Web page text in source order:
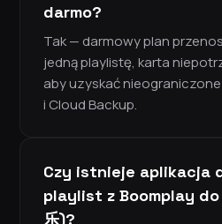
darmo?
Tak — darmowy plan
jedną playlistę, karta
aby uzyskać
i Cloud Backup.
Czy istnieje aplikacja
playlist z Boomplay do
乐)?